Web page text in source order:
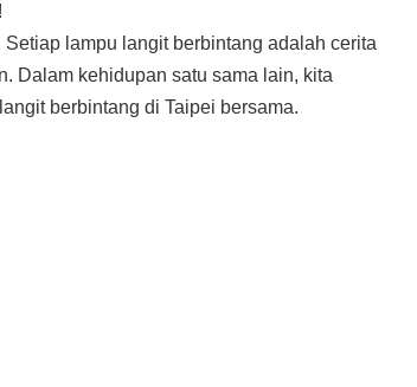
lampu langit berbintang adalah cerita
Dalam kehidupan satu sama lain, kita
berbintang di Taipei bersama.